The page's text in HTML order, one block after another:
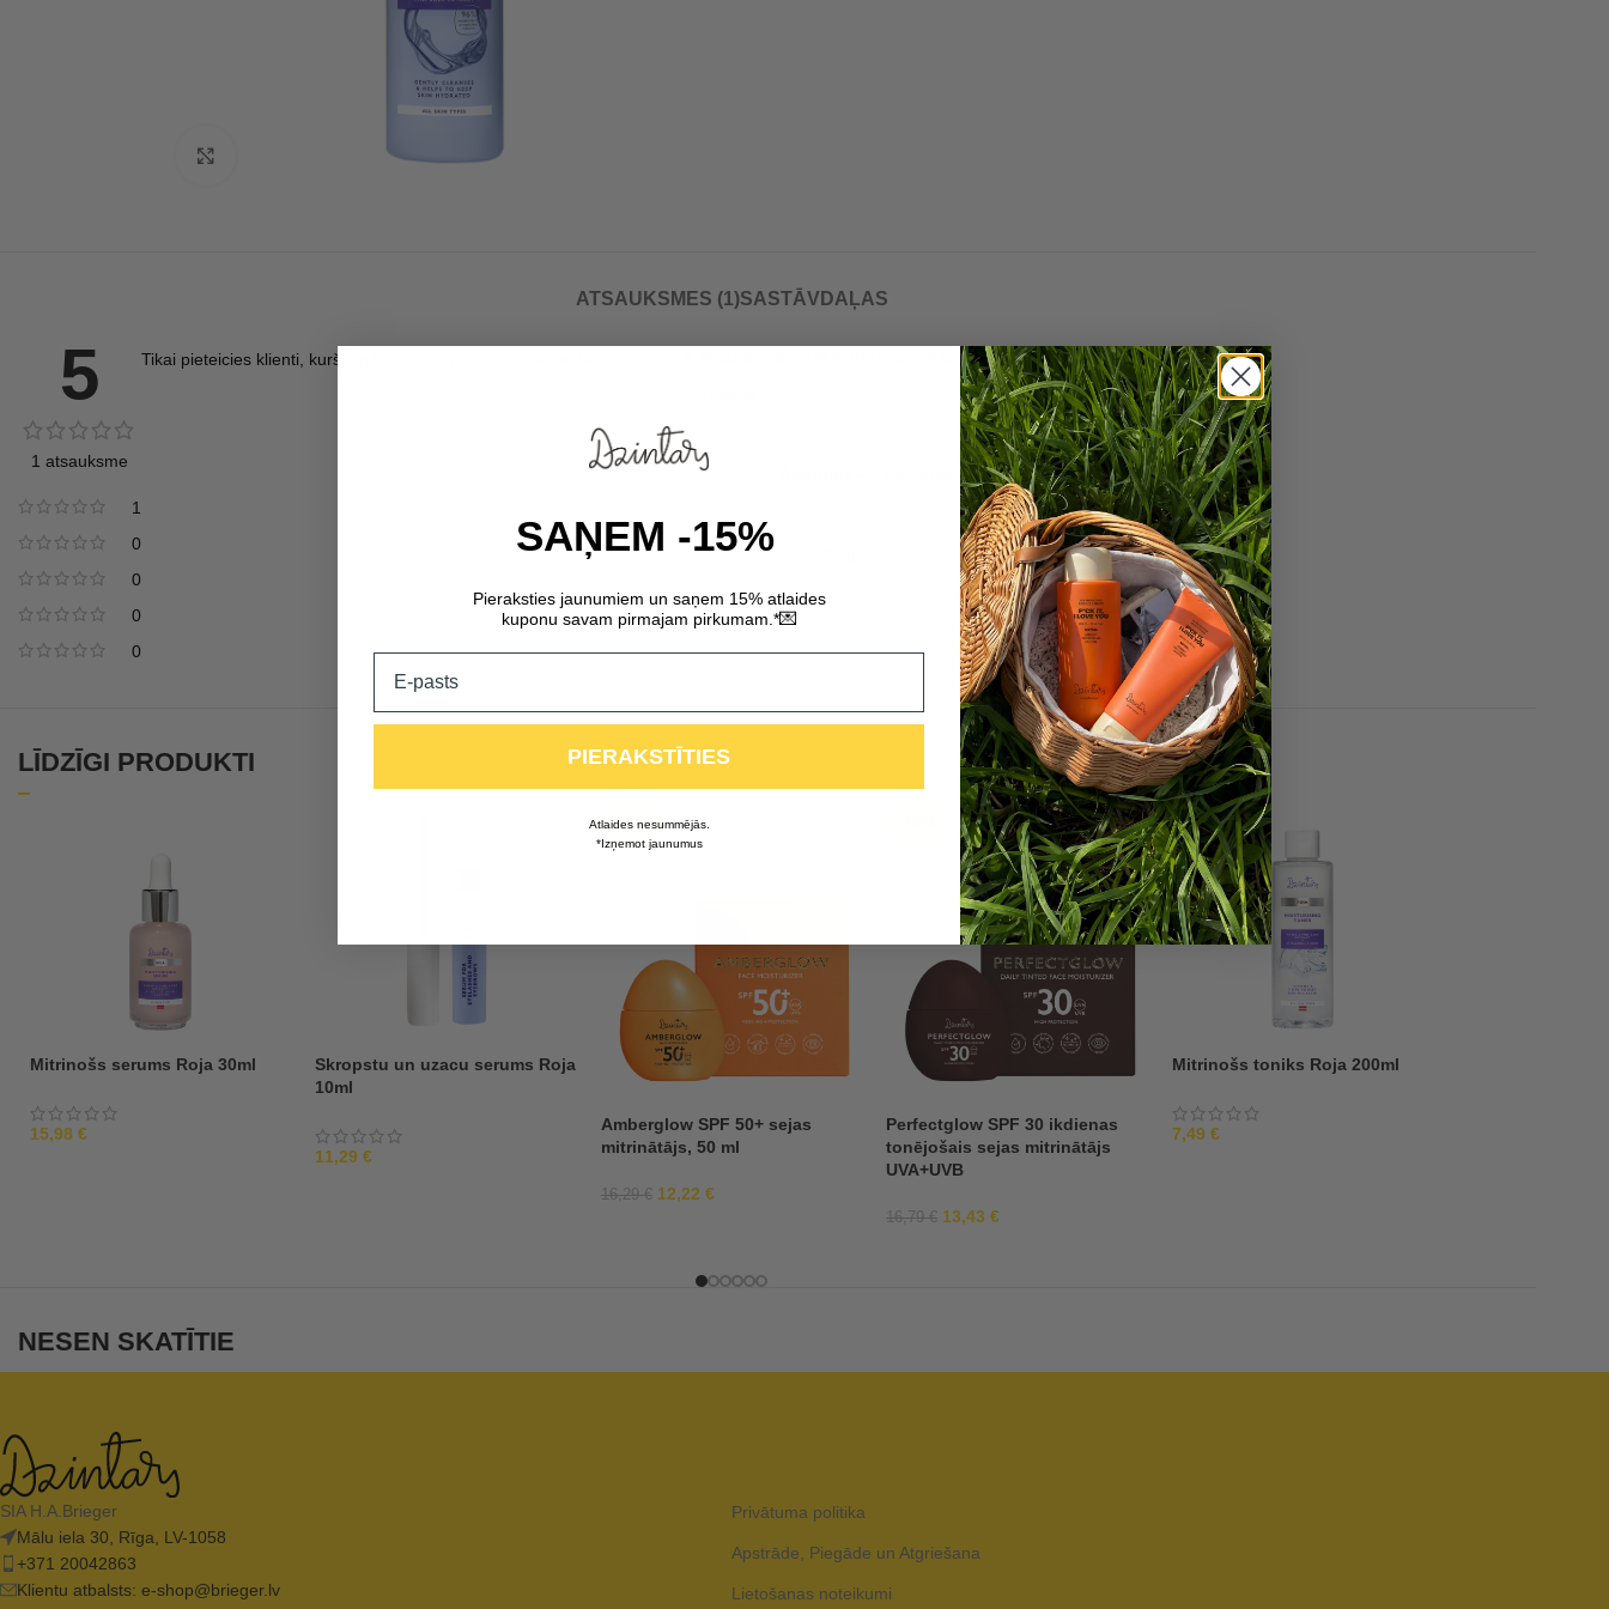
ATSAUKSMES (1)SASTĀVDAĻAS
5
1 atsauksme
1
0
0
0
0
Attīrošas putas Roja 150ml
21 augusts, 2024
Tikai pieteicies klienti, kurš iegādājies šo produktu, var atstāt atsauksmi.
LĪDZĪGI PRODUKTI
Mitrinošs serums Roja 30ml
15,98 €
Skropstu un uzacu serums Roja
10ml
11,29€
-25%
Amberglow SPF 50+ sejas
mitrinātājs, 50 ml
16,29€ 12,22 €
Perfectglow SPF 30 ikdienas
tonējošais sejas mitrinātājs
UVA+UVB
16,79€ 13,43€
Mitrinošs toniks Roja 200ml
7,49 €
NESEN SKATĪTIE
SIA H.A.Brieger
Mālu iela 30, Rīga, LV-1058
+371 20042863
Klientu atbalsts: e-shop@brieger.lv
Privātuma politika
Apstrāde, Piegāde un Atgriešana
Lietošanas noteikumi
SAŅEM -15%
Pieraksties jaunumiem un saņem 15% atlaides
kuponu savam pirmajam pirkumam.*💌
PIERAKSTĪTIES
Atlaides nesummējās.
*Izņemot jaunumus